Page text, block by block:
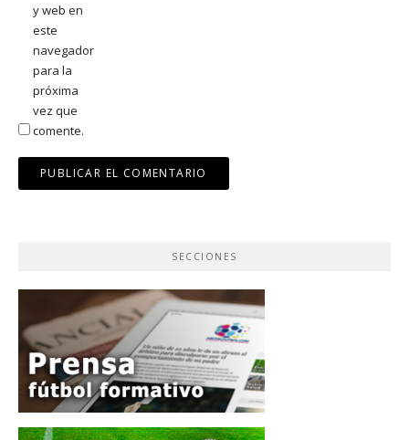
y web en
este
navegador
para la
próxima
vez que
comente.
SECCIONES